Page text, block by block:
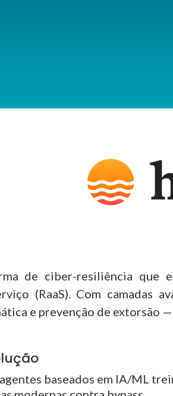
de ciber-resiliência que
(RaaS). Com camadas
e prevenção de extorsão
baseados em IA/ML